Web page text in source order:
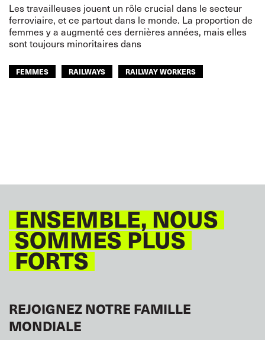
Les travailleuses jouent un rôle crucial dans le secteur
ferroviaire, et ce partout dans le monde. La proportion de
femmes y a augmenté ces dernières années, mais elles
sont toujours minoritaires dans
FEMMES RAILWAYS RAILWAY WORKERS
ENSEMBLE, NOUS
SOMMES PLUS
FORTS
REJOIGNEZ NOTRE FAMILLE
MONDIALE